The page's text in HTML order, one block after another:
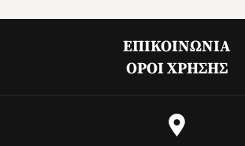
ΕΠΙΚΟΙΝΩΝΊΑ
ΌΡΟΙ ΧΡΉΣΗΣ